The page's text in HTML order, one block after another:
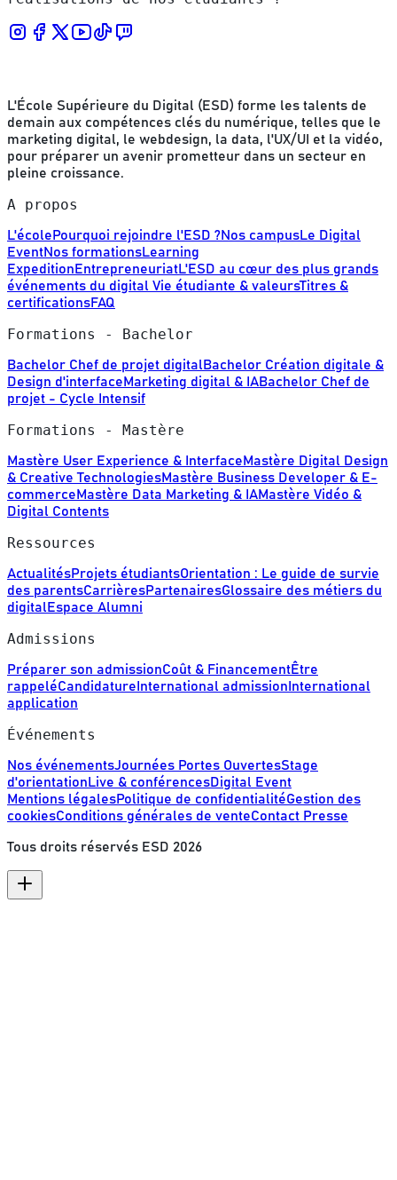
L'École Supérieure du Digital (ESD) forme les talents de
demain aux compétences clés du numérique, telles que le
marketing digital, le webdesign, la data, l'UX/UI et la vidéo,
pour préparer un avenir prometteur dans un secteur en
pleine croissance.
A propos
L'école Pourquoi rejoindre l'ESD ?Nos campusLe Digital
EventNos formationsLearning
Expedition EntrepreneuriatL'ESD au cœur des plus grands
événements du digital Vie étudiante & valeursTitres &
certificationsFAQ
Formations - Bachelor
Bachelor Chef de projet digital Bachelor Création digitale &
Design d'interface Marketing digital & IABachelor Chef de
projet - Cycle Intensif
Formations - Mastère
Mastère User Experience & Interface Mastère Digital Design
& Creative TechnologiesMastère Business Developer & E-
commerce Mastère Data Marketing & IAMastère Vidéo &
Digital Contents
Ressources
ActualitésProjets étudiantsOrientation : Le guide de survie
des parentsCarrièresPartenairesGlossaire des métiers du
digital Espace Alumni
Admissions
Préparer son admissionCoût & FinancementÊtre
rappeléCandidature International admission International
application
Événements
Nos événementsJournées Portes OuvertesStage
d'orientation Live & conférencesDigital Event
Mentions légalesPolitique de confidentialitéGestion des
cookiesConditions générales de venteContact Presse
Tous droits réservés ESD 2026